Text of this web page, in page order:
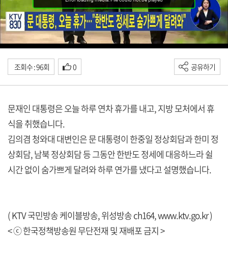
조회수 : 96회 0 공유하기
문재인 대통령은 오늘 하루 연차 휴가를 내고, 지방 모처에서 휴
식을 취했습니다.
김의겸 청와대 대변인은 문 대통령이 한중일 정상회담과 한미 정
상회담, 남북 정상회담 등 그동안 한반도 정세에 대응하느라 쉴
시간 없이 숨가쁘게 달려와 하루 연가를 냈다고 설명했습니다.
( KTV 국민방송 케이블방송, 위성방송 ch164,www.ktv.go.kr)
< ⓒ 한국정책방송원 무단전재 및 재배포 금지 >